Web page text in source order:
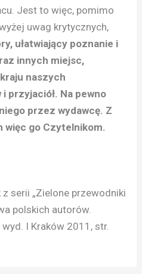
Jest to więc, pomimo
uwag krytycznych,
ułatwiający poznanie i
innych miejsc,
naszych
przyjaciół. Na pewno
przez wydawcę. Z
więc go Czytelnikom.
serii „Zielone przewodniki
polskich autorów.
I Kraków 2011, str.